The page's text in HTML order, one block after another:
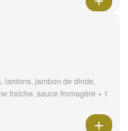
lardons, jambon de dinde,
fraîche, sauce fromagère + 1